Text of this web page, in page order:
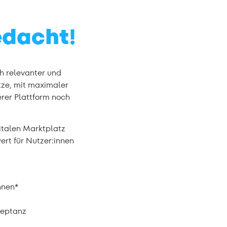
relevanter und
mit maximaler
Plattform noch
Marktplatz
für Nutzer:innen